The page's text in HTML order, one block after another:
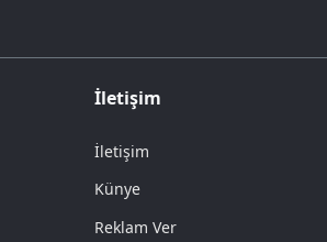
İletişim
İletişim
Künye
Reklam Ver